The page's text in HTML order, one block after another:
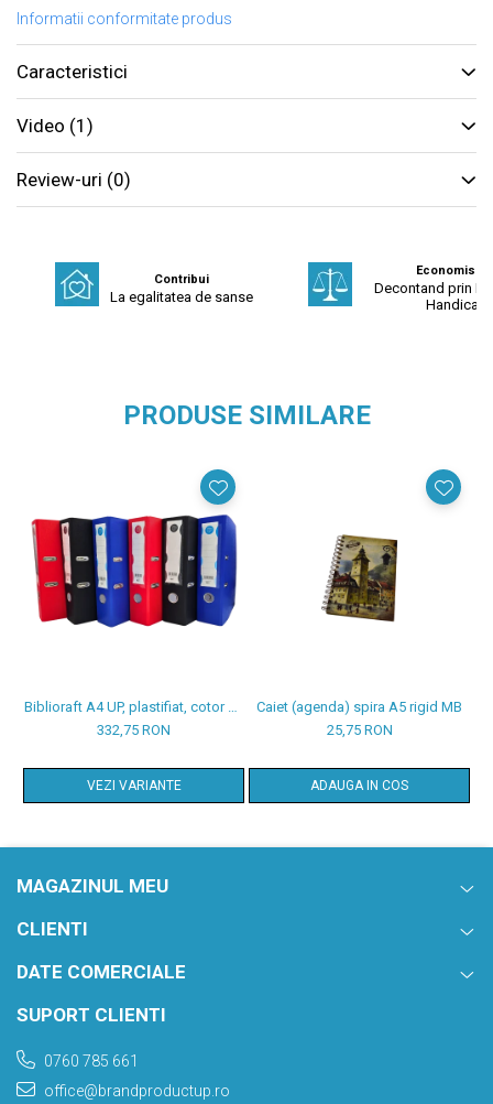
Informatii conformitate produs
Caracteristici
Video (1)
Review-uri (0)
Contribui
La egalitatea de sanse
Decontand prin
Handicap
PRODUSE SIMILARE
Biblioraft A4 UP, plastifiat, cotor 80
mm, 25/set
332,75 RON
VEZI VARIANTE
Caiet (agenda) spira A5 rigid MB
25,75 RON
ADAUGA IN COS
MAGAZINUL MEU
CLIENTI
DATE COMERCIALE
SUPORT CLIENTI
0760 785 661
office@brandproductup.ro